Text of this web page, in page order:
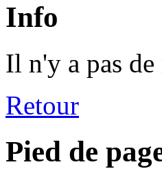
Info
Il n'y a pas de
Retour
Pied de